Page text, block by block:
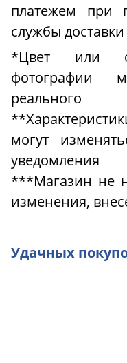
платежем при
службы доставки
*Цвет или
фотографии
реального
могут
уведомления
***Магазин не
изменения,
Удачных